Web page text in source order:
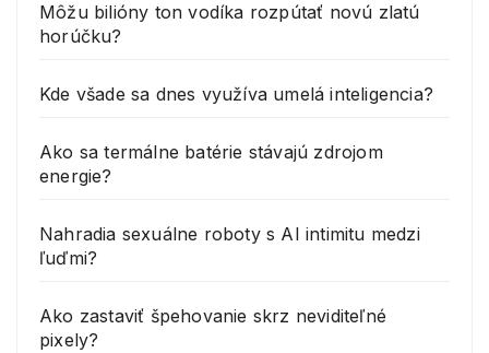
Môžu bilióny ton vodíka rozpútať novú zlatú
horúčku?
Kde všade sa dnes využíva umelá inteligencia?
Ako sa termálne batérie stávajú zdrojom
energie?
Nahradia sexuálne roboty s AI intimitu medzi
ľuďmi?
Ako zastaviť špehovanie skrz neviditeľné
pixely?